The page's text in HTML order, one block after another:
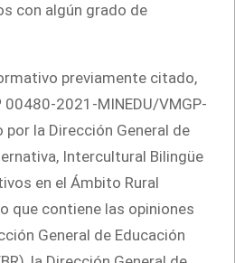
con algún grado de
previamente citado,
2021-MINEDU/VMGP-
por la Dirección General de
Intercultural Bilingüe
en el Ámbito Rural
que contiene las opiniones
General de Educación